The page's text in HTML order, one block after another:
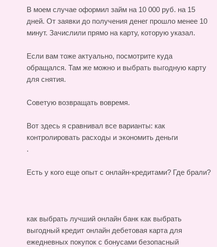
В моем случае оформил займ на 10 000 руб. на 15
дней. От заявки до получения денег прошло менее 10
минут. Зачислили прямо на карту, которую указал.
Если вам тоже актуально, посмотрите куда
обращался. Там же можно и выбрать выгодную карту
для снятия.
Советую возвращать вовремя.
Вот здесь я сравнивал все варианты: как
контролировать расходы и экономить деньги
.
Есть у кого еще опыт с онлайн-кредитами? Где брали?
как выбрать лучший онлайн банк как выбрать
выгодный кредит онлайн дебетовая карта для
ежедневных покупок с бонусами безопасный